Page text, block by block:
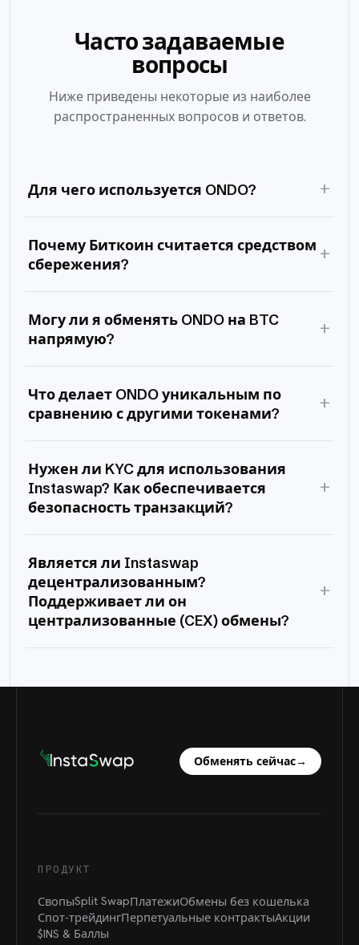
Часто задаваемые
вопросы
Ниже приведены некоторые из наиболее
распространенных вопросов и ответов.
Для чего используется ONDO? +
Почему Биткоин считается средством
сбережения?
+
Могу ли я обменять ONDO на BTC
напрямую?
+
Что делает ONDO уникальным по
сравнению с другими токенами?
+
Нужен ли KYC для использования
Instaswap? Как обеспечивается
безопасность транзакций?
+
Является ли Instaswap
децентрализованным?
Поддерживает ли он
централизованные (CEX) обмены?
+
Обменять сейчас→
ПРОДУКТ
СвопыSplit SwapПлатежиОбмены без кошелька
Спот-трейдингПерпетуальные контрактыАкции
$INS & Баллы